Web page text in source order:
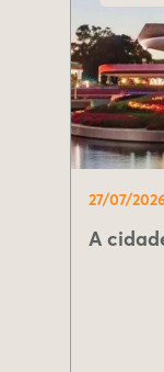
27/07/
A